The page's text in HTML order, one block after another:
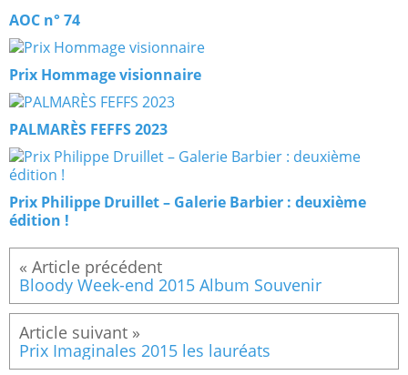
AOC n° 74
Prix Hommage visionnaire
PALMARÈS FEFFS 2023
Prix Philippe Druillet – Galerie Barbier : deuxième
édition !
Bloody Week-end 2015 Album Souvenir
Prix Imaginales 2015 les lauréats